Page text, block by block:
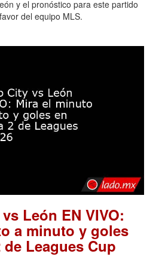
y el pronóstico para este partido
del equipo MLS.
León EN VIVO:
a minuto y goles
Leagues Cup